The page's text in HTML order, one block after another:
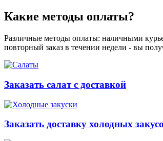
Какие методы оплаты?
Различные методы оплаты: наличными
повторный заказ в течении недели - вы
Заказать салат с доставкой
Заказать доставку холодных